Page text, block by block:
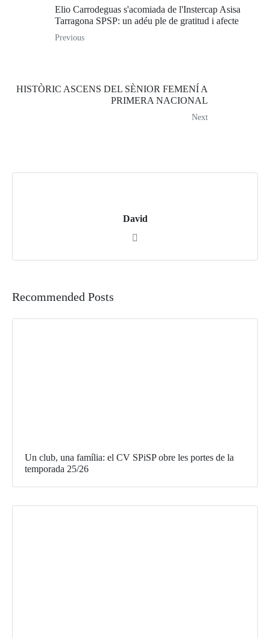
Elio Carrodeguas s'acomiada de l'Instercap Asisa
Tarragona SPSP: un adéu ple de gratitud i afecte
Previous
HISTÒRIC ASCENS DEL SÈNIOR FEMENÍ A
PRIMERA NACIONAL
Next
David
Recommended Posts
Un club, una família: el CV SPiSP obre les portes de la
temporada 25/26